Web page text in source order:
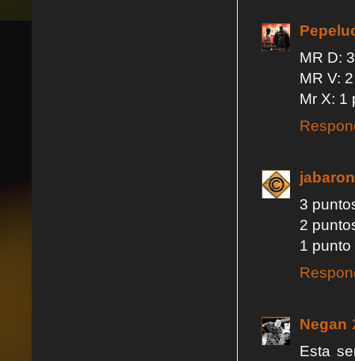
MR D:
MR V:
Mr X: 1
jabaron
3
2
1 punto
Negan
Esta